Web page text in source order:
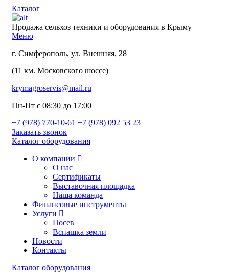
Каталог
Продажа сельхоз техники и оборудования в Крыму
Меню
г. Симферополь, ул. Внешняя, 28
(11 км. Московского шоссе)
krymagroservis@mail.ru
Пн-Пт с 08:30 до 17:00
+7 (978) 770-10-61 +7 (978) 092 53 23
Заказать звонок
Каталог оборудования
О компании
О нас
Сертификаты
Выставочная площадка
Наша команда
Финансовые инструменты
Услуги
Посев
Вспашка земли
Новости
Контакты
Каталог оборудования